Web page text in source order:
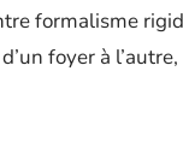
formalisme
foyer à